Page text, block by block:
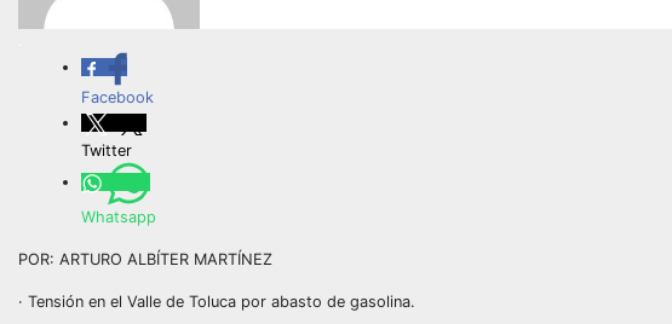
Facebook
Twitter
Whatsapp
POR: ARTURO ALBÍTER MARTÍNEZ
· Tensión en el Valle de Toluca por abasto de gasolina.